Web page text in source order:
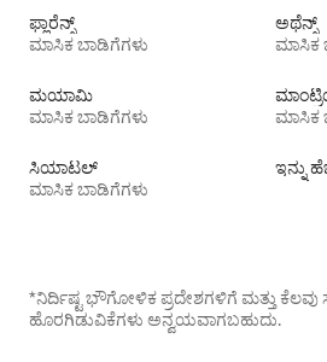
ಫ್ಲಾರೆನ್ಸ್
ಮಾಸಿಕ ಬಾಡಿಗೆಗಳು
ಅಥೆನ್ಸ್
ಮಾಸಿಕ
ಮಯಾಮಿ
ಮಾಸಿಕ ಬಾಡಿಗೆಗಳು
ಮಾಸಿಕ
ಸಿಯಾಟಲ್
ಮಾಸಿಕ ಬಾಡಿಗೆಗಳು
ಇನ್ನು
*ನಿರ್ದಿಷ್ಟ ಭೌಗೋಳಿಕ ಪ್ರದೇಶಗಳಿಗೆ ಮತ್ತು ಕೆಲವು
ಹೊರಗಿಡುವಿಕೆಗಳು ಅನ್ವಯವಾಗಬಹುದು.